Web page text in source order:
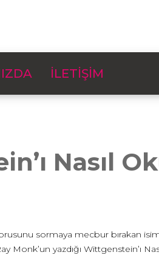
İLETİŞİM
Nasıl
sorusunu sormaya mecbur bırakan
Monk’un yazdığı Wittgenstein’ı